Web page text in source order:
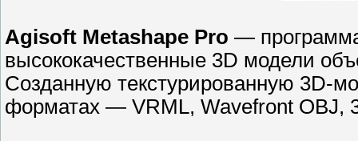
Agisoft Metashape Pro —
высококачественные 3D модели
Созданную текстурированную 3D-
форматах — VRML, Wavefront OBJ,